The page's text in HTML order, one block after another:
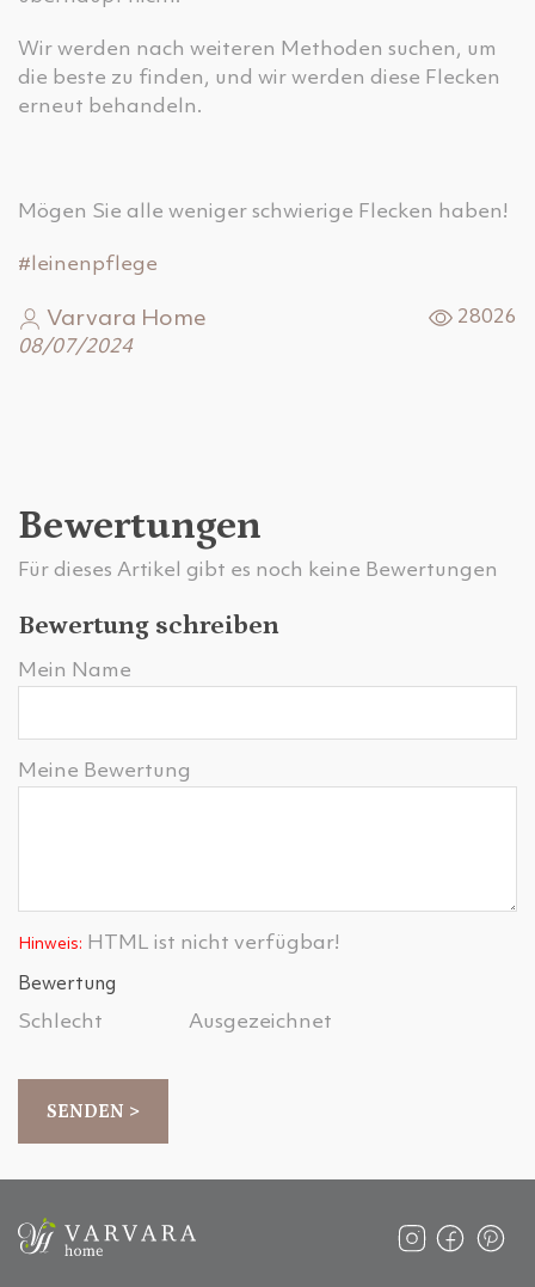
Wir werden nach weiteren Methoden suchen, um
die beste zu finden, und wir werden diese Flecken
erneut behandeln.
Mögen Sie alle weniger schwierige Flecken haben!
#leinenpflege
Varvara Home
08/07/2024
28026
Bewertungen
Für dieses Artikel gibt es noch keine Bewertungen
Bewertung schreiben
Mein Name
Meine Bewertung
Hinweis: HTML ist nicht verfügbar!
Bewertung
Schlecht Ausgezeichnet
SENDEN >